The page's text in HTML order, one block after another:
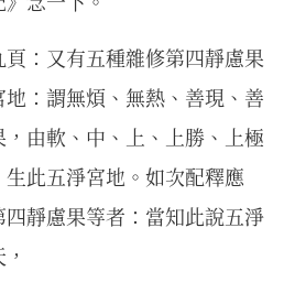
頁：又有五種雜修第四靜慮果
：謂無煩、無熱、善現、善
由軟、中、上、上勝、上極
此五淨宮地。如次配釋應
靜慮果等者：當知此說五淨